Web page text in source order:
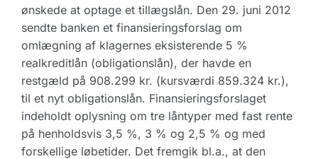
ønskede at optage et tillægslån. Den 29. juni 2012
sendte banken et finansieringsforslag om
omlægning af klagernes eksisterende 5 %
realkreditlån (obligationslån), der havde en
restgæld på 908.299 kr. (kursværdi 859.324 kr.),
til et nyt obligationslån. Finansieringsforslaget
indeholdt oplysning om tre låntyper med fast rente
på henholdsvis 3,5 %, 3 % og 2,5 % og med
forskellige løbetider. Det fremgik bl.a., at den